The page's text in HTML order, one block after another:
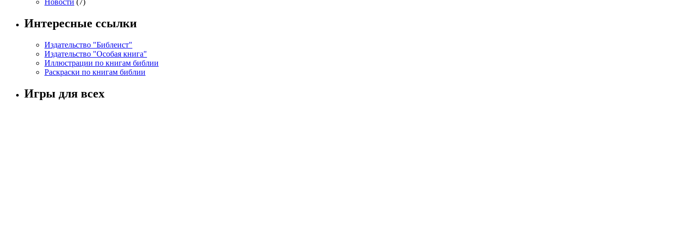
Новости (7)
Интересные ссылки
Издательство "Библеист"
Издательство "Особая книга"
Иллюстрации по книгам библии
Раскраски по книгам библии
Игры для всех